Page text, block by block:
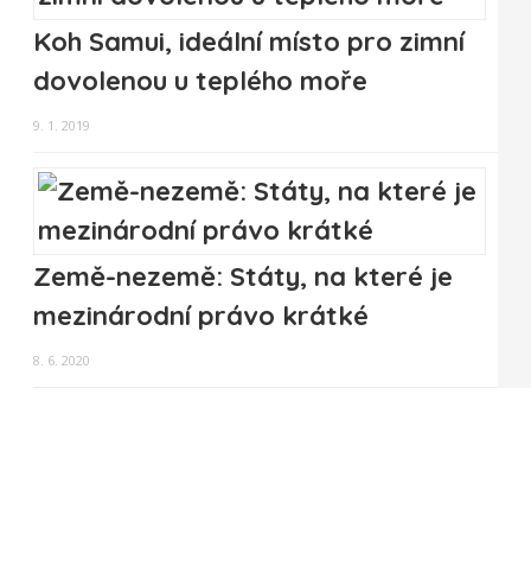
Koh Samui, ideální místo pro zimní
dovolenou u teplého moře
9. 1. 2019
Země-nezemě: Státy, na které je
mezinárodní právo krátké
8. 6. 2020